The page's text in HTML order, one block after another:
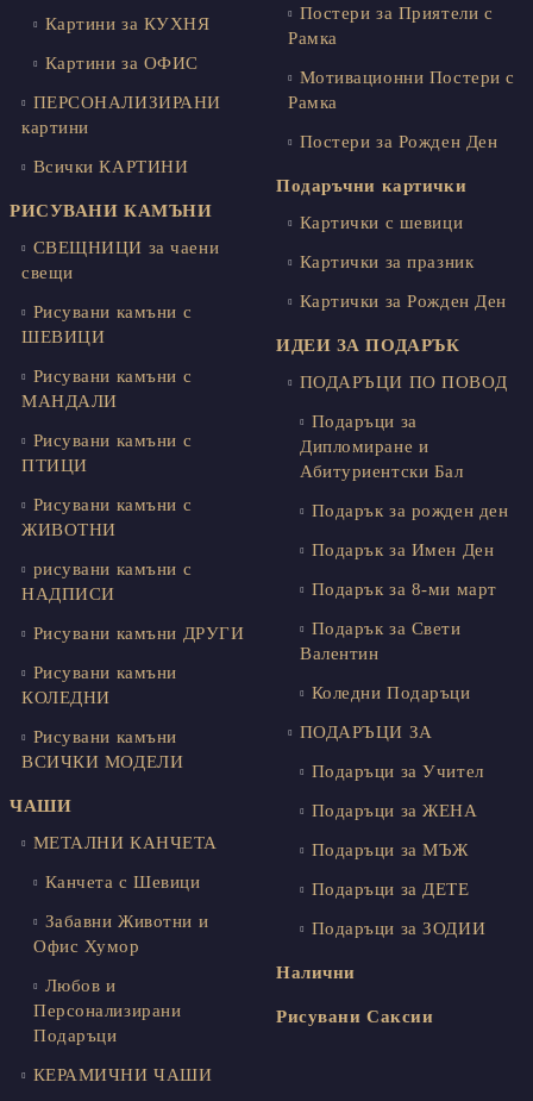
Картини за КУХНЯ
Картини за ОФИС
ПЕРСОНАЛИЗИРАНИ
картини
Всички КАРТИНИ
РИСУВАНИ КАМЪНИ
СВЕЩНИЦИ за чаени
свещи
Рисувани камъни с
ШЕВИЦИ
Рисувани камъни с
МАНДАЛИ
Рисувани камъни с
ПТИЦИ
Рисувани камъни с
ЖИВОТНИ
рисувани камъни с
НАДПИСИ
Рисувани камъни ДРУГИ
Рисувани камъни
КОЛЕДНИ
Рисувани камъни
ВСИЧКИ МОДЕЛИ
ЧАШИ
МЕТАЛНИ КАНЧЕТА
Канчета с Шевици
Забавни Животни и
Офис Хумор
Любов и
Персонализирани
Подаръци
КЕРАМИЧНИ ЧАШИ
Постери за Приятели с
Рамка
Мотивационни Постери с
Рамка
Постери за Рожден Ден
Подаръчни картички
Картички с шевици
Картички за празник
Картички за Рожден Ден
ИДЕИ ЗА ПОДАРЪК
ПОДАРЪЦИ ПО ПОВОД
Подаръци за
Дипломиране и
Абитуриентски Бал
Подарък за рожден ден
Подарък за Имен Ден
Подарък за 8-ми март
Подарък за Свети
Валентин
Коледни Подаръци
ПОДАРЪЦИ ЗА
Подаръци за Учител
Подаръци за ЖЕНА
Подаръци за МЪЖ
Подаръци за ДЕТЕ
Подаръци за ЗОДИИ
Налични
Рисувани Саксии